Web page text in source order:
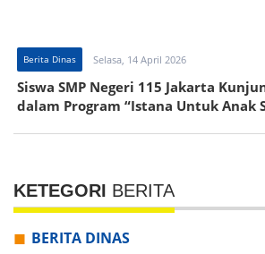
Berita Dinas Selasa, 14 April 2026
Siswa SMP Negeri 115 Jakarta
dalam Program “Istana Untuk Anak
KETEGORI BERITA
BERITA DINAS